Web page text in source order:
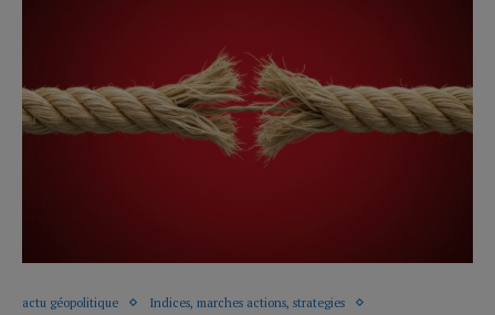
actu géopolitique
Indices, marches actions, strategies